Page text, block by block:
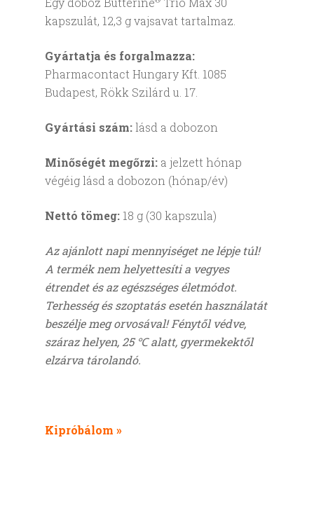
kapszulát, 12,3 g vajsavat tartalmaz.
Gyártatja és forgalmazza:
Pharmacontact Hungary Kft. 1085
Budapest, Rökk Szilárd u. 17.
Gyártási szám:lásd a dobozon
Minőségét megőrzi: a jelzett hónap
végéig lásd a dobozon (hónap/év)
Nettó tömeg: 18 g (30 kapszula)
Az ajánlott napi mennyiséget ne lépje túl!
A termék nem helyettesíti a vegyes
étrendet és az egészséges életmódot.
Terhesség és szoptatás esetén használatát
beszélje meg orvosával! Fénytől védve,
száraz helyen, 25 ℃ alatt, gyermekektől
elzárva tárolandó.
Kipróbálom »